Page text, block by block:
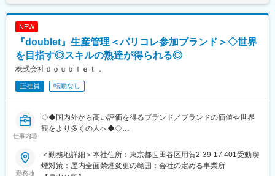
◇商品構成：アパレル80％程度／雑貨20％程度
◇展示会：年2回（小さい展示会も含めると、年6回）
※2月・3月に3回／7月・8月に3回開催
■組織構成：
※中途採用が多く、チャレンジ精神も多い社風なので新しい事にチ
ャレンジすることが可能です。
■働き方：
・残業月10時間程度
NEW
『doublet』生産管理＜パリコレ参加ブランド＞◇世界
を目指す◎スキルの熟達が得られる◎
株式会社ｄｏｕｂｌｅｔ．
正社員 転勤なし
仕事内容
◇◆国内外から高い評価を得るブランド／ブランドの価値や世界
観をより多くの人へ◆◇
■業務内容：
「doublet」の生産管理業務全般をお任せします。
勤務地
＜勤務地詳細＞本社住所：東京都世田谷区用賀2-39-17 401受動喫
煙対策：屋内全面禁煙変更の範囲：会社の定める事業所